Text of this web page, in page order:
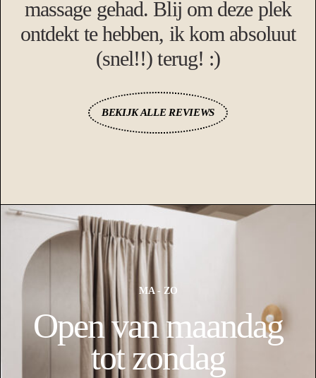
massage gehad. Blij om deze plek
ontdekt te hebben, ik kom absoluut
(snel!!) terug! :)
BEKIJK ALLE REVIEWS
MA - ZO
Open van maandag
tot zondag